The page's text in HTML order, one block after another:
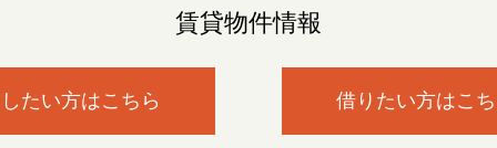
賃貸物件情報
たい方はこちら 借りたい方はこち